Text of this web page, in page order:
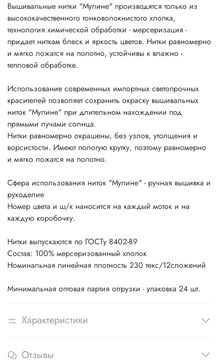
Вышивальные нитки "Мулине" производятся только из
высококачественного тонковолокнистого хлопка,
технология химической обработки - мерсеризация -
придает ниткам блеск и яркость цветов. Нитки равномерно
и мягко ложатся на полотно, устойчивы к влажно -
тепловой обработке.
Использование современных импортных светопрочных
красителей позволяет сохранить окраску вышивальных
ниток "Мулине" при длительном нахождении под
прямыми лучами солнца.
Нитки равномерно окрашены, без узлов, утолщения и
ворсистости. Имеют пологую крутку, поэтому равномерно
и мягко ложатся на полотно.
Сфера использования ниток "Мулине" - ручная вышивка и
рукоделие
Номер цвета и ш/к наносится на каждый моток и на
каждую коробочку.
Нитки выпускаются по ГОСТу 8402-89
Состав: 100% мерсеризованный хлопок
Номинальная линейная плотность 230 текс/12сложений
Минимальная оптовая партия отгрузки - упаковка 24 шт.
Характеристики
Отзывы